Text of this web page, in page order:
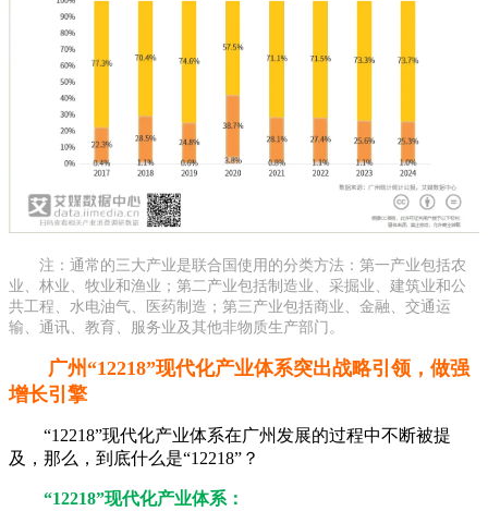
注：通常的三大产业是联合国使用的分类方法：第一产业包括农
业、林业、牧业和渔业；第二产业包括制造业、采掘业、建筑业和公
共工程、水电油气、医药制造；第三产业包括商业、金融、交通运
输、通讯、教育、服务业及其他非物质生产部门。
广州“12218”现代化产业体系突出战略引领，做强
增长引擎
“12218”现代化产业体系在广州发展的过程中不断被提
及，那么，到底什么是“12218”？
“12218”现代化产业体系：